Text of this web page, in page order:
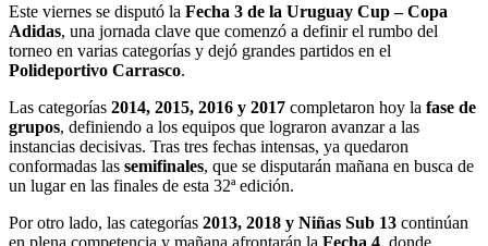
Este viernes se disputó la Fecha 3 de la Uruguay Cup – Copa
Adidas, una jornada clave que comenzó a definir el rumbo del
torneo en varias categorías y dejó grandes partidos en el
Polideportivo Carrasco.
Las categorías 2014, 2015, 2016 y 2017 completaron hoy la fase de
grupos, definiendo a los equipos que lograron avanzar a las
instancias decisivas. Tras tres fechas intensas, ya quedaron
conformadas las semifinales, que se disputarán mañana en busca de
un lugar en las finales de esta 32ª edición.
Por otro lado, las categorías 2013, 2018 y Niñas Sub 13 continúan
en plena competencia y mañana afrontarán la Fecha 4, donde